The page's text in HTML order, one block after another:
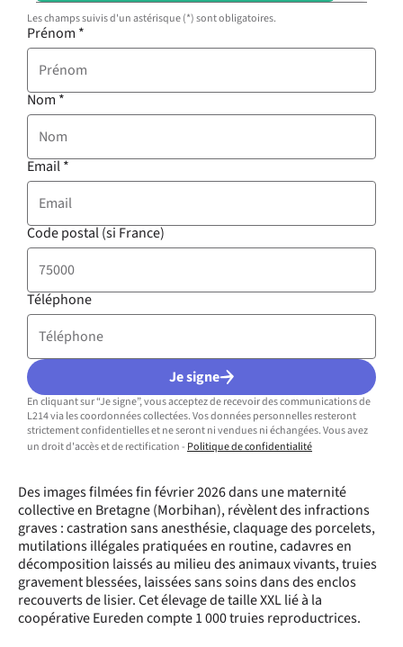
Des images filmées fin février 2026 dans une maternité
collective en Bretagne (Morbihan), révèlent des infractions
graves : castration sans anesthésie, claquage des porcelets,
mutilations illégales pratiquées en routine, cadavres en
décomposition laissés au milieu des animaux vivants, truies
gravement blessées, laissées sans soins dans des enclos
recouverts de lisier. Cet élevage de taille XXL lié à la
coopérative Eureden compte 1 000 truies reproductrices.
Les champs suivis d'un astérisque (*) sont obligatoires.
Prénom *
Nom *
Email*
Code postal (si France)
Téléphone
Je signe
En cliquant sur “Je signe”, vous acceptez de recevoir des communications de
L214 via les coordonnées collectées. Vos données personnelles resteront
strictement confidentielles et ne seront ni vendues ni échangées. Vous avez
un droit d'accès et de rectification - Politique de confidentialité